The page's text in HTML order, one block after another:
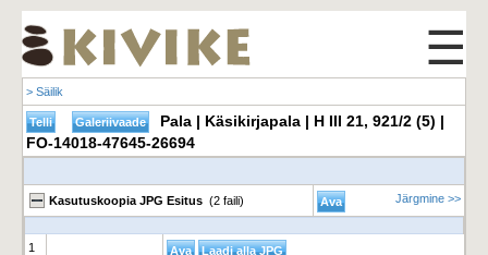
☰
> Säilik
Pala | Käsikirjapala | H III 21, 921/2 (5) |
FO-14018-47645-26694
Kasutuskoopia JPG Esitus (2 faili) Järgmine >>
1